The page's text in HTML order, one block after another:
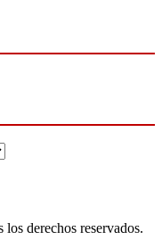
los derechos reservados.